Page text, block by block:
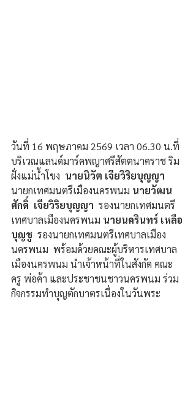
วันที่ 16 พฤษภาคม 2569 เวลา 06.30 น.ที่
บริเวณแลนด์มาร์คพญาศรีสัตตนาคราช ริม
ฝั่งแม่น้ำโขง นายนิวัต เจียวิริยบุญญา
นายกเทศมนตรีเมืองนครพนม นายวัฒน
ศักดิ์  เจียวิริยบุญญา
  รองนายกเทศมนตรี
เทศบาลเมืองนครพนม นายนครินทร์ เหลือ
บุญชู
  รองนายกเทศมนตรีเทศบาลเมือง
นครพนม  พร้อมด้วยคณะผู้บริหารเทศบาล
เมืองนครพนม นำเจ้าหน้าที่ในสังกัด คณะ
ครู พ่อค้า และประชาชนชาวนครพนม ร่วม
กิจกรรมทำบุญตักบาตรเนื่องในวันพระ